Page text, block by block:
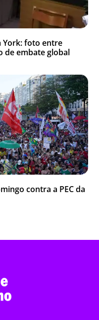
York: foto entre
de embate global
contra a PEC da